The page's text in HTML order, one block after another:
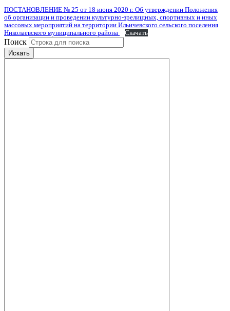
ПОСТАНОВЛЕНИЕ № 25 от 18 июня 2020 г. Об утверждении Положения
об организации и проведении культурно-зрелищных, спортивных и иных
массовых мероприятий на территории Ильичевского сельского поселения
Николаевского муниципального района
Скачать
Поиск
Искать